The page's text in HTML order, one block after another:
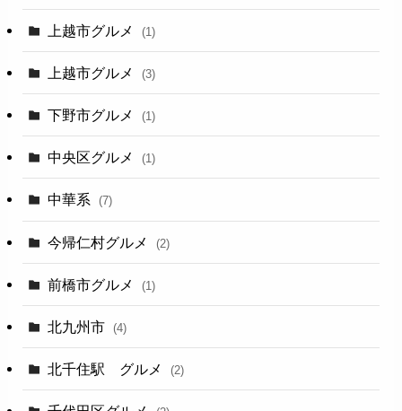
上越市グルメ (1)
上越市グルメ (3)
下野市グルメ (1)
中央区グルメ (1)
中華系 (7)
今帰仁村グルメ (2)
前橋市グルメ (1)
北九州市 (4)
北千住駅 グルメ (2)